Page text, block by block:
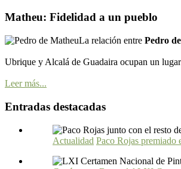
Matheu: Fidelidad a un pueblo
La relación entre Pedro
Ubrique y Alcalá de Guadaira ocupan un
Leer más...
Entradas destacadas
Actualidad Paco Rojas